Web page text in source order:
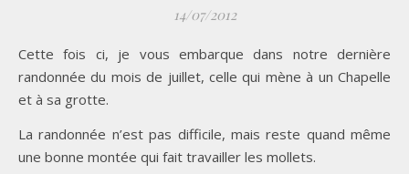
14/07/2012
Cette fois ci, je vous embarque dans notre dernière
randonnée du mois de juillet, celle qui mène à un Chapelle
et à sa grotte.
La randonnée n’est pas difficile, mais reste quand même
une bonne montée qui fait travailler les mollets.